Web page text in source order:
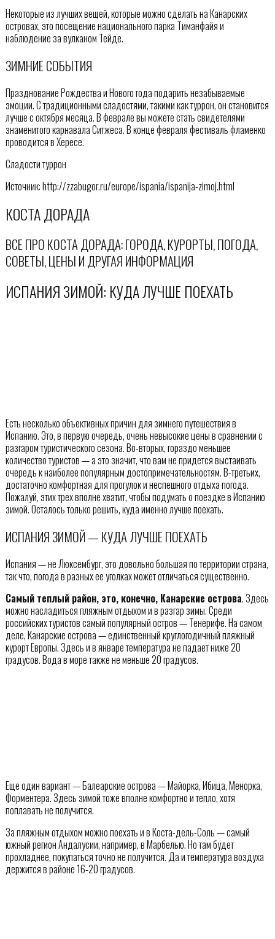
Некоторые из лучших вещей, которые можно сделать на Канарских
островах, это посещение национального парка Тиманфайя и
наблюдение за вулканом Тейде.
ЗИМНИЕ СОБЫТИЯ
Празднование Рождества и Нового года подарить незабываемые
эмоции. С традиционными сладостями, такими как туррон, он становится
лучше с октября месяца. В феврале вы можете стать свидетелями
знаменитого карнавала Ситжеса. В конце февраля фестиваль фламенко
проводится в Хересе.
Сладости туррон
Источник: http://zzabugor.ru/europe/ispania/ispanija-zimoj.html
КОСТА ДОРАДА
ВСЕ ПРО КОСТА ДОРАДА: ГОРОДА, КУРОРТЫ, ПОГОДА,
СОВЕТЫ, ЦЕНЫ И ДРУГАЯ ИНФОРМАЦИЯ
ИСПАНИЯ ЗИМОЙ: КУДА ЛУЧШЕ ПОЕХАТЬ
Есть несколько объективных причин для зимнего путешествия в
Испанию. Это, в первую очередь, очень невысокие цены в сравнении с
разгаром туристического сезона. Во-вторых, гораздо меньшее
количество туристов — а это значит, что вам не придется выстаивать
очередь к наиболее популярным достопримечательностям. В-третьих,
достаточно комфортная для прогулок и неспешного отдыха погода.
Пожалуй, этих трех вполне хватит, чтобы подумать о поездке в Испанию
зимой. Осталось только решить, куда именно лучше поехать.
ИСПАНИЯ ЗИМОЙ — КУДА ЛУЧШЕ ПОЕХАТЬ
Испания — не Люксембург, это довольно большая по территории страна,
так что, погода в разных ее уголках может отличаться существенно.
Самый теплый район, это, конечно, Канарские острова. Здесь
можно насладиться пляжным отдыхом и в разгар зимы. Среди
российских туристов самый популярный остров — Тенерифе. На самом
деле, Канарские острова — единственный круглогодичный пляжный
курорт Европы. Здесь и в январе температура не падает ниже 20
градусов. Вода в море также не меньше 20 градусов.
Еще один вариант — Балеарские острова — Майорка, Ибица, Менорка,
Форментера. Здесь зимой тоже вполне комфортно и тепло, хотя
поплавать не получится.
За пляжным отдыхом можно поехать и в Коста-дель-Соль — самый
южный регион Андалусии, например, в Марбелью. Но там будет
прохладнее, покупаться точно не получится. Да и температура воздуха
держится в районе 16-20 градусов.